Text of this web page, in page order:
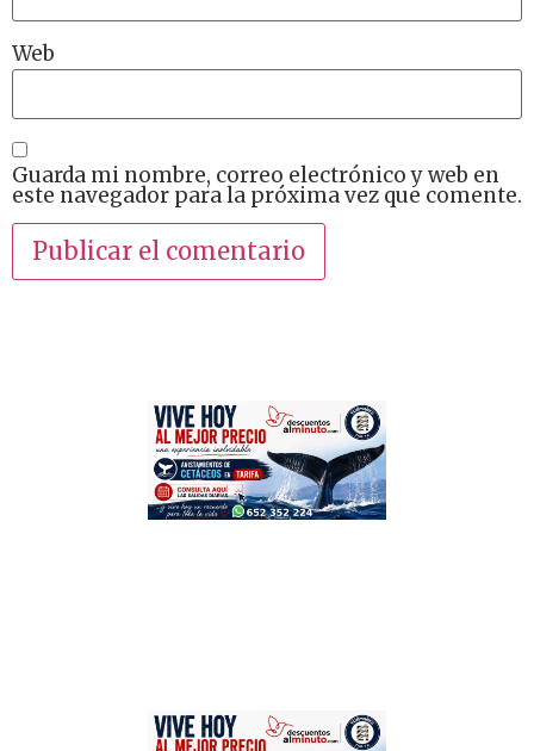
Web
Guarda mi nombre, correo electrónico y web en
este navegador para la próxima vez que comente.